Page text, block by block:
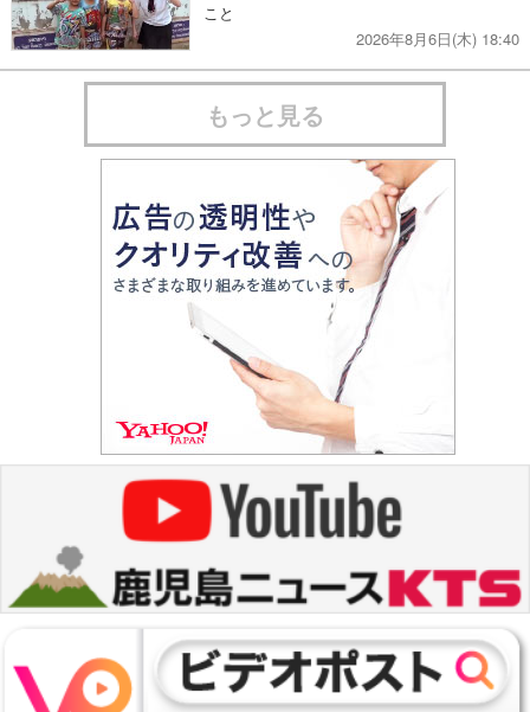
こと
2026年8月6日(木) 18:40
もっと見る